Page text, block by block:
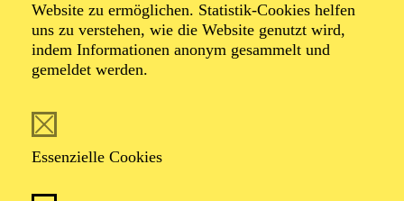
Website zu ermöglichen. Statistik-Cookies helfen
uns zu verstehen, wie die Website genutzt wird,
indem Informationen anonym gesammelt und
gemeldet werden.
Essenzielle Cookies
Katharina Rösch
Stadt-Dramaturgie
„Durchschnittsdorf“ Haßloch aufgewachsen und hat